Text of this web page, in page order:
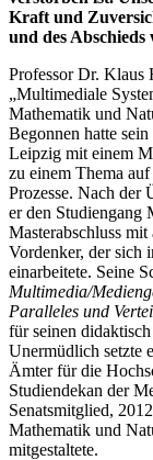
Kraft und
und des Abschieds
Professor Dr. Klaus
„Multimediale
Mathematik und
Begonnen hatte
Leipzig mit einem
zu einem Thema
Prozesse. Nach der
er den Studiengang
Masterabschluss
Vordenker, der sich
einarbeitete. Seine
Multimedia/
Paralleles und
für seinen
Unermüdlich setzte
Ämter für die
Studiendekan der
Senatsmitglied,
Mathematik und
mitgestaltete.